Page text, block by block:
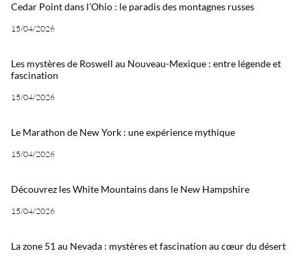
Cedar Point dans l’Ohio : le paradis des montagnes russes
15/04/2026
Les mystères de Roswell au Nouveau-Mexique : entre légende et
fascination
15/04/2026
Le Marathon de New York : une expérience mythique
15/04/2026
Découvrez les White Mountains dans le New Hampshire
15/04/2026
La zone 51 au Nevada : mystères et fascination au cœur du désert